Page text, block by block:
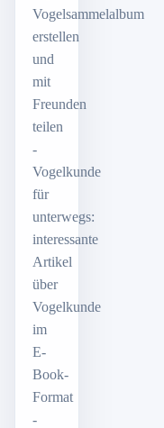
Vogelsammelalbum
erstellen
und
mit
Freunden
teilen
-
Vogelkunde
für
unterwegs:
interessante
Artikel
über
Vogelkunde
im
E-
Book-
Format
-